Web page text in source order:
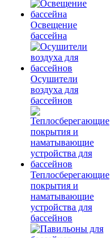
Освещение
бассейна
Осушители
воздуха для
бассейнов
Теплосберегающие
покрытия и
наматывающие
устройства для
бассейнов